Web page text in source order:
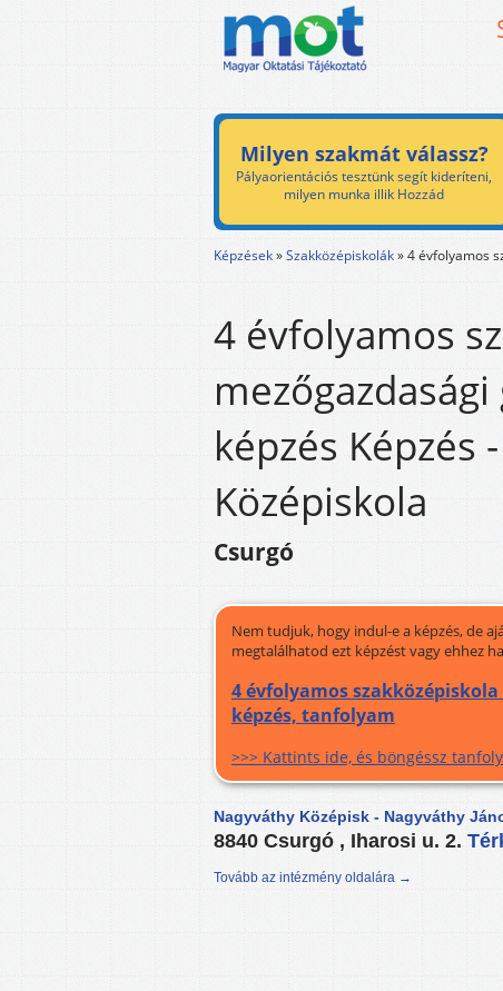
Milyen szakmát válassz?
Pályaorientációs tesztünk segít kideríteni,
milyen munka illik Hozzád
Képzések»Szakközépiskolák»4 évfolyamos
4 évfolyamos
képzés Képzés
Középiskola
Csurgó
Nem tudjuk, hogy indul-e a képzés, de
megtalálhatod ezt képzést vagy ehhez
4 évfolyamos
képzés, tanfolyam
>>> Kattints ide, és böngéssz
Nagyváthy Középisk - Nagyváthy
8840 Csurgó , Iharosi u. 2.
Tovább az intézmény oldalára →